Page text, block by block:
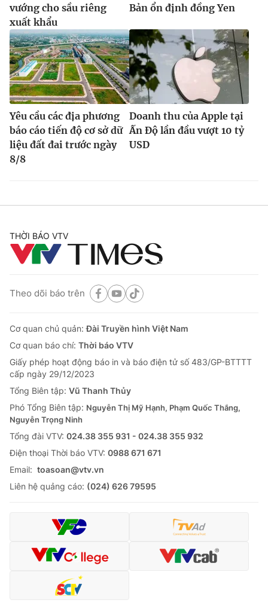
vướng cho sầu riêng
xuất khẩu
Bản ổn định đồng Yen
Yêu cầu các địa phương
báo cáo tiến độ cơ sở dữ
liệu đất đai trước ngày
8/8
Doanh thu của Apple tại
Ấn Độ lần đầu vượt 10 tỷ
USD
THỜI BÁO VTV
Theo dõi báo trên
Cơ quan chủ quản:Đài Truyền hình Việt Nam
Cơ quan báo chí: Thời báo VTV
Giấy phép hoạt động báo in và báo điện tử số 483/GP-BTTTT
cấp ngày 29/12/2023
Tổng Biên tập: Vũ Thanh Thủy
Phó Tổng Biên tập: Nguyễn Thị Mỹ Hạnh, Phạm Quốc Thắng,
Nguyễn Trọng Ninh
Tổng đài VTV: 024.38 355 931 - 024.38 355 932
Ðiện thoại Thời báo VTV: 0988 671 671
Email: toasoan@vtv.vn
Liên hệ quảng cáo: (024) 626 79595